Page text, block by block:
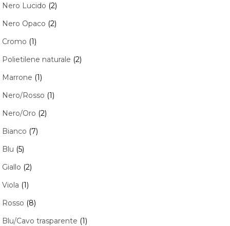
Nero Lucido (2)
Nero Opaco (2)
Cromo (1)
Polietilene naturale (2)
Marrone (1)
Nero/Rosso (1)
Nero/Oro (2)
Bianco (7)
Blu (5)
Giallo (2)
Viola (1)
Rosso (8)
Blu/Cavo trasparente (1)